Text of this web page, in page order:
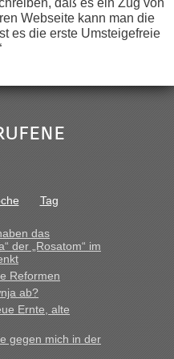
daß es ein Zug von
Webseite kann man die
es die erste Umsteigefreie
• Re: Seit Anfang
immer unter
• Re: Seit Anfang des
im Wert von fast 11
sagen dass das privat ist
So lange das nicht
Tag
das
der „Rosatom“ im
Reformen
ab?
Ernte, alte
gegen mich in der